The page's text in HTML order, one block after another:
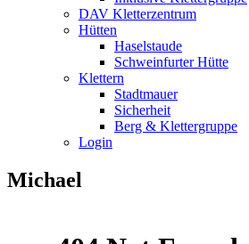
DAV Kletterzentrum
Hütten
Haselstaude
Schweinfurter Hütte
Klettern
Stadtmauer
Sicherheit
Berg & Klettergruppe
Login
Michael